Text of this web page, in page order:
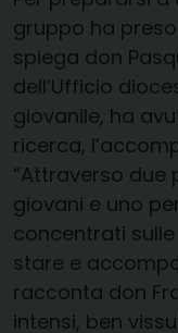
gruppo ha
spiega don
dell’Ufficio
giovanile, ha
ricerca,
“Attraverso due
giovani e uno
concentrati
stare e
racconta don
intensi, ben